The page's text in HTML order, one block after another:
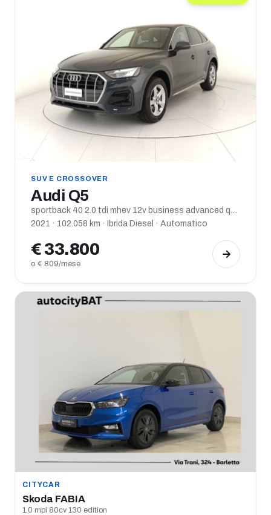
SUV E CROSSOVER
Audi Q5
2021 · 102.058 km · Ibrida Diesel · Automatico
€ 33.800
o € 809/mese
CITYCAR
Skoda FABIA
1.0 mpi 80cv 130 edition